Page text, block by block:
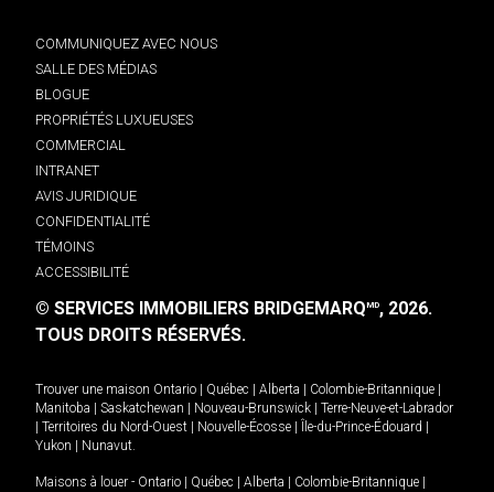
COMMUNIQUEZ AVEC NOUS
SALLE DES MÉDIAS
BLOGUE
PROPRIÉTÉS LUXUEUSES
COMMERCIAL
INTRANET
AVIS JURIDIQUE
CONFIDENTIALITÉ
TÉMOINS
ACCESSIBILITÉ
© SERVICES IMMOBILIERS BRIDGEMARQMD, 2026.
TOUS DROITS RÉSERVÉS.
Trouver une maison Ontario Québec Alberta Colombie-Britannique
Manitoba
Saskatchewan Nouveau-Brunswick
Terre-Neuve-et-Labrador
Territoires du Nord-Ouest Nouvelle-Écosse Île-du-Prince-Édouard
Yukon
Nunavut.
Maisons à louer - Ontario Québec Alberta Colombie-Britannique